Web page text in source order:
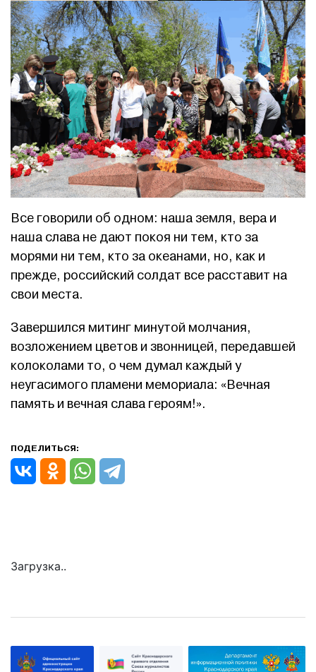
Все говорили об одном: наша земля, вера и
наша слава не дают покоя ни тем, кто за
морями ни тем, кто за океанами, но, как и
прежде, российский солдат все расставит на
свои места.
Завершился митинг минутой молчания,
возложением цветов и звонницей, передавшей
колоколами то, о чем думал каждый у
неугасимого пламени мемориала: «Вечная
память и вечная слава героям!».
ПОДЕЛИТЬСЯ:
Загрузка..